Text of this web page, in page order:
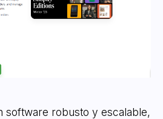
software robusto y escalable,